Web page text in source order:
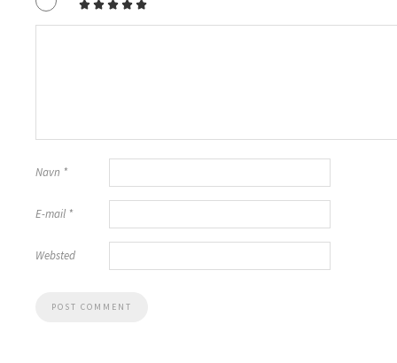
Navn *
E-mail *
Websted